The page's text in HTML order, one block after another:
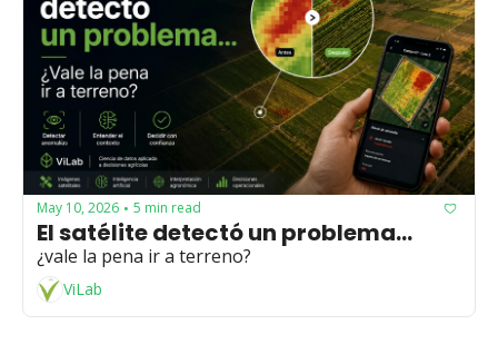
May 10, 2026 • 5 min read
¿vale la pena ir a terreno?
ViLab